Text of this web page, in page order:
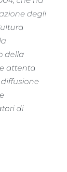
degli
della
attenta
di